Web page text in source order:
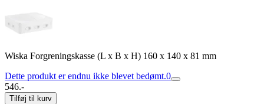
Wiska Forgreningskasse (L x B x H) 160 x 140 x 81 mm
Dette produkt er endnu ikke blevet bedømt.0
546.-
Tilføj til kurv